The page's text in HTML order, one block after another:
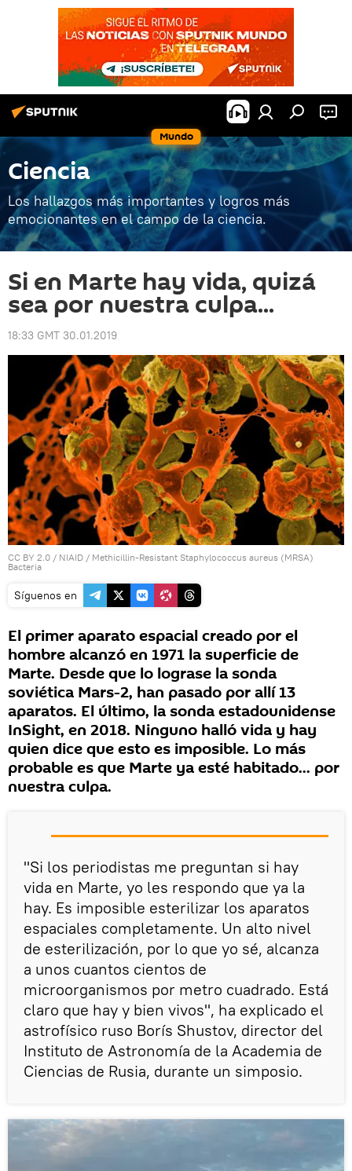
Mundo
Ciencia
Los hallazgos más importantes y logros más
emocionantes en el campo de la ciencia.
Si en Marte hay vida, quizá
sea por nuestra culpa...
18:33 GMT 30.01.2019
CC BY 2.0 / NIAID / Methicillin-Resistant Staphylococcus aureus (MRSA)
Bacteria
Síguenos en
El primer aparato espacial creado por el
hombre alcanzó en 1971 la superficie de
Marte. Desde que lo lograse la sonda
soviética Mars-2, han pasado por allí 13
aparatos. El último, la sonda estadounidense
InSight, en 2018. Ninguno halló vida y hay
quien dice que esto es imposible. Lo más
probable es que Marte ya esté habitado... por
nuestra culpa.
"Si los periodistas me preguntan si hay
vida en Marte, yo les respondo que ya la
hay. Es imposible esterilizar los aparatos
espaciales completamente. Un alto nivel
de esterilización, por lo que yo sé, alcanza
a unos cuantos cientos de
microorganismos por metro cuadrado. Está
claro que hay y bien vivos", ha explicado el
astrofísico ruso Borís Shustov, director del
Instituto de Astronomía de la Academia de
Ciencias de Rusia, durante un simposio.